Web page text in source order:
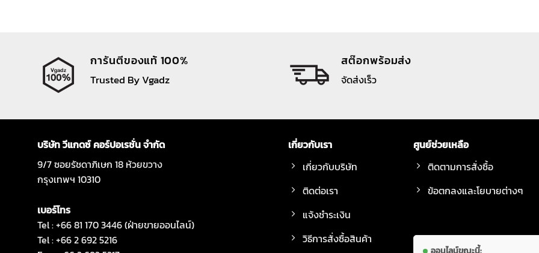
การันตีของแท้ 100%
Trusted By Vgadz
สต๊อกพร้อมส่ง
จัดส่งเร็ว
บริษัท วีแกดซ์ คอร์ปอเรชั่น จำกัด
9/7 ซอยรัชดาภิเษก 18 ห้วยขวาง
กรุงเทพฯ 10310
เบอร์โทร
Tel : +66 81 170 3446 (ฝ่ายขายออนไลน์)
Tel : +66 2 692 5216
เกี่ยวกับเรา
เกี่ยวกับบริษัท
ติดต่อเรา
แจ้งชำระเงิน
วิธีการสั่งซื้อสินค้า
ศูนย์ช่วยเหลือ
ติดตามการสั่งซื้อ
ข้อตกลงและโยบายต่างๆ